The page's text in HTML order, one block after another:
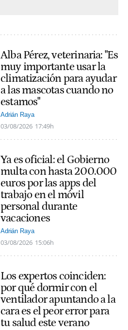
Alba Pérez, veterinaria: "Es
muy importante usar la
climatización para ayudar
a las mascotas cuando no
estamos"
Adrián Raya
03/08/2026 17:49h
Ya es oficial: el Gobierno
multa con hasta 200.000
euros por las apps del
trabajo en el móvil
personal durante
vacaciones
Adrián Raya
03/08/2026 15:06h
Los expertos coinciden:
por qué dormir con el
ventilador apuntando a la
cara es el peor error para
tu salud este verano